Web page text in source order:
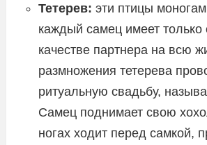
Тетерев: эти птицы
каждый самец имеет только
качестве партнера на всю
размножения тетерева
ритуальную свадьбу,
Самец поднимает свою
ногах ходит перед самкой,